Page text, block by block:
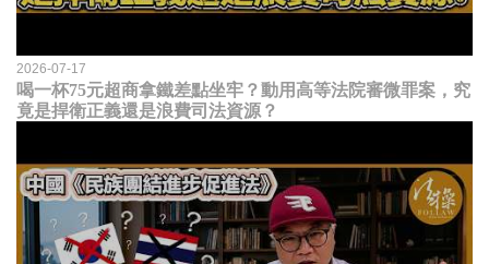
2026-07-17
喝一杯75元超商拿鐵差點坐牢？動用高等法院審微罪案，究
竟是捍衛正義還是浪費司法資源？